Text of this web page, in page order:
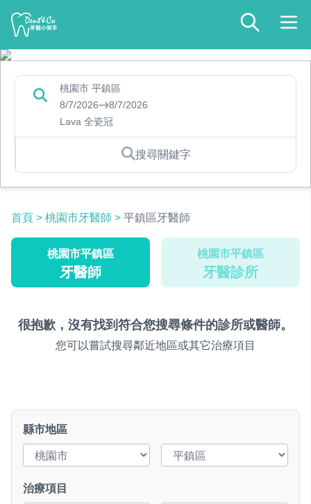
桃園市 平鎮區
8/7/2026
8/7/2026
Lava 全瓷冠
搜尋關鍵字
首頁 > 桃園市牙醫師 > 平鎮區牙醫師
桃園市平鎮區
牙醫師
桃園市平鎮區
牙醫診所
很抱歉，沒有找到符合您搜尋條件的診所或醫師。
您可以嘗試搜尋鄰近地區或其它治療項目
縣市地區
治療項目